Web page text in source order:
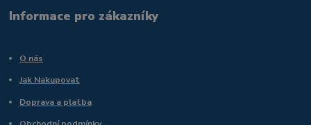
Informace pro zákazníky
O nás
Jak Nakupovat
Doprava a platba